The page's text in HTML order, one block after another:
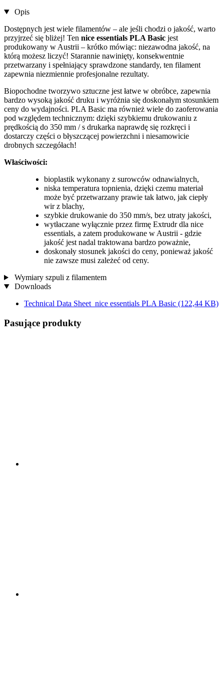
Opis
Dostępnych jest wiele filamentów – ale jeśli chodzi o jakość, warto
przyjrzeć się bliżej! Ten nice essentials PLA Basic jest
produkowany w Austrii – krótko mówiąc: niezawodna jakość, na
którą możesz liczyć! Starannie nawinięty, konsekwentnie
przetwarzany i spełniający sprawdzone standardy, ten filament
zapewnia niezmiennie profesjonalne rezultaty.
Biopochodne tworzywo sztuczne jest łatwe w obróbce, zapewnia
bardzo wysoką jakość druku i wyróżnia się doskonałym stosunkiem
ceny do wydajności. PLA Basic ma również wiele do zaoferowania
pod względem technicznym: dzięki szybkiemu drukowaniu z
prędkością do 350 mm / s drukarka naprawdę się rozkręci i
dostarczy części o błyszczącej powierzchni i niesamowicie
drobnych szczegółach!
Właściwości:
bioplastik wykonany z surowców odnawialnych,
niska temperatura topnienia, dzięki czemu materiał
może być przetwarzany prawie tak łatwo, jak ciepły
wir z blachy,
szybkie drukowanie do 350 mm/s, bez utraty jakości,
wytłaczane wyłącznie przez firmę Extrudr dla nice
essentials, a zatem produkowane w Austrii - gdzie
jakość jest nadal traktowana bardzo poważnie,
doskonały stosunek jakości do ceny, ponieważ jakość
nie zawsze musi zależeć od ceny.
Wymiary szpuli z filamentem
Downloads
Technical Data Sheet_nice essentials PLA Basic (122,44 KB)
Pasujące produkty